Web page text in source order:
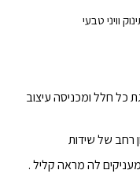
וויני טבעי
כל חלל ומכניסה עיצוב
רחב של שידות
לה מראה קליל .